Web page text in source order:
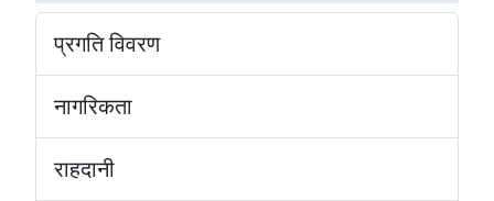
प्रगति विवरण
नागरिकता
राहदानी